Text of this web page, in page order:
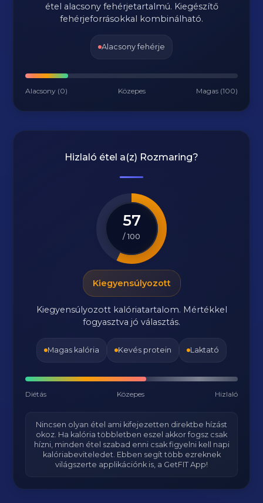
étel alacsony fehérjetartalmú. Kiegészítő
fehérjeforrásokkal kombinálható.
Alacsony fehérje
Alacsony (0) Közepes Magas (100)
Hizlaló étel a(z) Rozmaring?
57
/ 100
Kiegyensúlyozott
Kiegyensúlyozott kalóriatartalom. Mértékkel
fogyasztva jó választás.
Magas kalória Kevés protein Laktató
Diétás Közepes Hizlaló
Nincsen olyan étel ami kifejezetten direktbe hízást
okoz. Ha kalória többletben eszel akkor fogsz csak
hízni, minden étel szabad enni csak figyelni kell napi
kalóriabeviteledet. Ebben segít több ezreknek
világszerte applikációnk is, a GetFIT App!